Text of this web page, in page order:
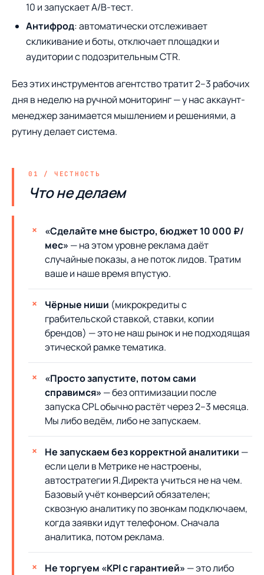
10 и запускает A/B-тест.
Антифрод: автоматически отслеживает
скликивание и боты, отключает площадки и
аудитории с подозрительным CTR.
Без этих инструментов агентство тратит 2–3 рабочих
дня в неделю на ручной мониторинг — у нас аккаунт-
менеджер занимается мышлением и решениями, а
рутину делает система.
Что не делаем
«Сделайте мне быстро, бюджет 10 000 ₽/
мес» — на этом уровне реклама даёт
случайные показы, а не поток лидов. Тратим
ваше и наше время впустую.
Чёрные ниши (микрокредиты с
грабительской ставкой, ставки, копии
брендов) — это не наш рынок и не подходящая
этической рамке тематика.
«Просто запустите, потом сами
справимся» — без оптимизации после
запуска CPL обычно растёт через 2–3 месяца.
Мы либо ведём, либо не запускаем.
Не запускаем без корректной аналитики —
если цели в Метрике не настроены,
автостратегии Я.Директа учиться не на чем.
Базовый учёт конверсий обязателен;
сквозную аналитику по звонкам подключаем,
когда заявки идут телефоном. Сначала
аналитика, потом реклама.
Не торгуем «KPI с гарантией» — это либо